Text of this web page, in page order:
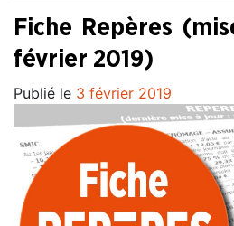
Fiche Repères
février 2019)
Publié le 3 février 2019